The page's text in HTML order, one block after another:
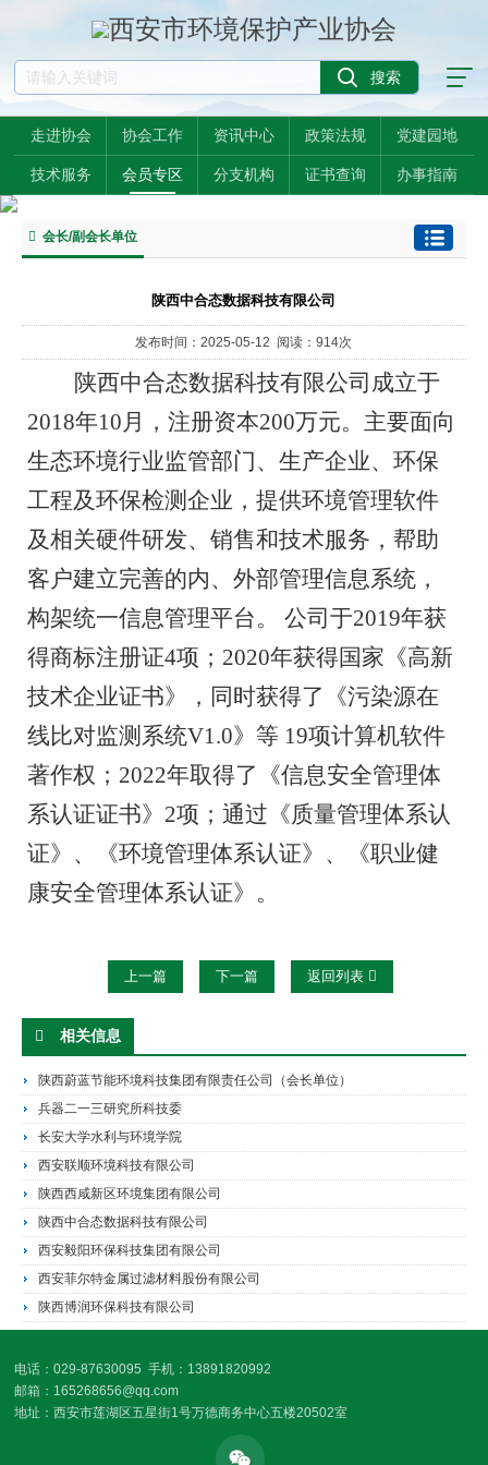
走进协会 协会工作 资讯中心 政策法规 党建园地
技术服务 会员专区 分支机构 证书查询 办事指南
会长/副会长单位
陕西中合态数据科技有限公司
发布时间：2025-05-12 阅读：914次
陕西中合态数据科技有限公司成立于
2018年10月，注册资本200万元。主要面向
生态环境行业监管部门、生产企业、环保
工程及环保检测企业，提供环境管理软件
及相关硬件研发、销售和技术服务，帮助
客户建立完善的内、外部管理信息系统，
构架统一信息管理平台。 公司于2019年获
得商标注册证4项；2020年获得国家《高新
技术企业证书》，同时获得了《污染源在
线比对监测系统V1.0》等 19项计算机软件
著作权；2022年取得了《信息安全管理体
系认证证书》2项；通过《质量管理体系认
证》、《环境管理体系认证》、《职业健
康安全管理体系认证》。
上一篇 下一篇 返回列表
相关信息
陕西蔚蓝节能环境科技集团有限责任公司（会长单位）
兵器二一三研究所科技委
长安大学水利与环境学院
西安联顺环境科技有限公司
陕西西咸新区环境集团有限公司
陕西中合态数据科技有限公司
西安毅阳环保科技集团有限公司
西安菲尔特金属过滤材料股份有限公司
陕西博润环保科技有限公司
电话：029-87630095 手机：13891820992
邮箱：165268656@qq.com
地址：西安市莲湖区五星街1号万德商务中心五楼20502室